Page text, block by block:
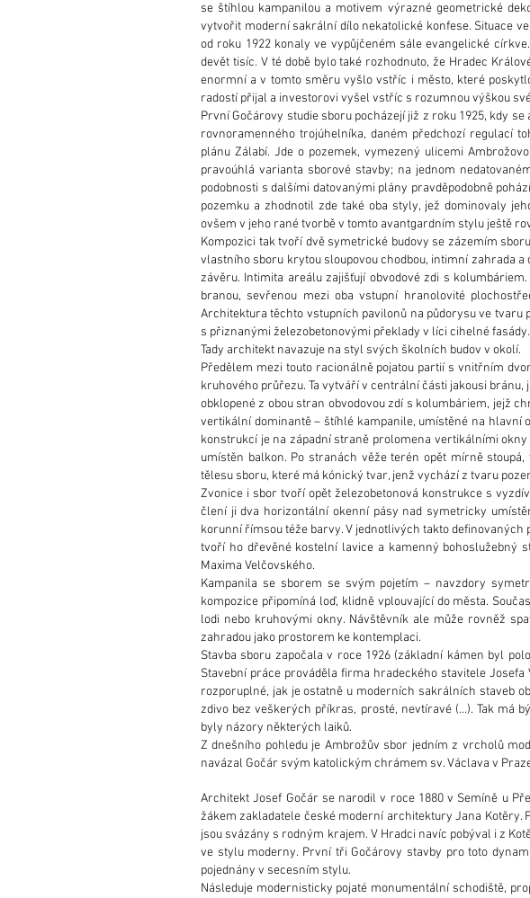
se štíhlou kampanilou a motivem výrazné geometrické
vytvořit moderní sakrální dílo nekatolické konfese. Situace
od roku 1922 konaly ve vypůjčeném sále evangelické
devět tisíc. V té době bylo také rozhodnuto, že Hradec
enormní a v tomto směru vyšlo vstříc i město, které
radostí přijal a investorovi vyšel vstříc s rozumnou výškou
První Gočárovy studie sboru pocházejí již z roku 1925, kdy
rovnoramenného trojúhelníka, daném předchozí regulací
plánu Zálabí. Jde o pozemek, vymezený ulicemi
pravoúhlá varianta sborové stavby; na jednom
podobnosti s dalšími datovanými plány pravděpodobně
pozemku a zhodnotil zde také oba styly, jež dominovaly
ovšem v jeho rané tvorbě v tomto avantgardním stylu ještě
Kompozici tak tvoří dvě symetrické budovy se zázemím
vlastního sboru krytou sloupovou chodbou, intimní zahrada
závěru. Intimita areálu zajišťují obvodové zdi s
branou, sevřenou mezi oba vstupní hranolovité
Architektura těchto vstupních pavilonů na půdorysu ve
s přiznanými železobetonovými překlady v líci cihelné fasády.
Tady architekt navazuje na styl svých školních budov v okolí.
Předělem mezi touto racionálně pojatou partií s vnitřním
kruhového průřezu. Ta vytváří v centrální části jakousi
obklopené z obou stran obvodovou zdí s kolumbáriem, jejž
vertikální dominantě – štíhlé kampanile, umístěné na hlavní
konstrukcí je na západní straně prolomena vertikálními
umístěn balkon. Po stranách věže terén opět mírně
tělesu sboru, které má kónický tvar, jenž vychází z tvaru
Zvonice i sbor tvoří opět železobetonová konstrukce s
člení ji dva horizontální okenní pásy nad symetricky
korunní římsou téže barvy. V jednotlivých takto
tvoří ho dřevěné kostelní lavice a kamenný bohoslužebný
Maxima Velčovského.
Kampanila se sborem se svým pojetím – navzdory
kompozice připomíná loď, klidně vplouvající do města.
lodi nebo kruhovými okny. Návštěvník ale může rovněž
zahradou jako prostorem ke kontemplaci.
Stavba sboru započala v roce 1926 (základní kámen byl
Stavební práce prováděla firma hradeckého stavitele
rozporuplné, jak je ostatně u moderních sakrálních staveb
zdivo bez veškerých příkras, prosté, nevtíravé (…). Tak má
byly názory některých laiků.
Z dnešního pohledu je Ambrožův sbor jedním z vrcholů
navázal Gočár svým katolickým chrámem sv. Václava v
Architekt Josef Gočár se narodil v roce 1880 v Semíně u
žákem zakladatele české moderní architektury Jana
jsou svázány s rodným krajem. V Hradci navíc pobýval i z
ve stylu moderny. První tři Gočárovy stavby pro toto
pojednány v secesním stylu.
Následuje modernisticky pojaté monumentální schodiště,